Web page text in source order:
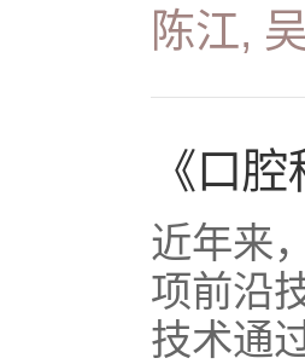
陈江,
《口
近年来
项前沿
技术通